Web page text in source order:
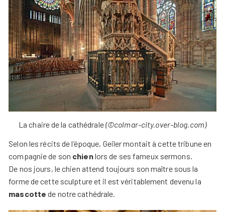
La chaire de la cathédrale(©colmar-city.over-blog.com)
Selon les récits de l’époque, Geiler montait à cette tribune en
compagnie de son chienlors de ses fameux sermons.
De nos jours, le chien attend toujours son maître sous la
forme de cette sculpture et il est véritablement devenu la
mascotte de notre cathédrale.